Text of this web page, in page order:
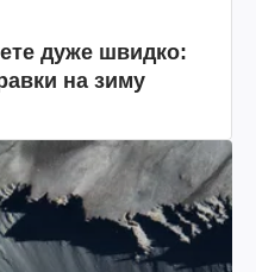
дуже швидко:
на зиму